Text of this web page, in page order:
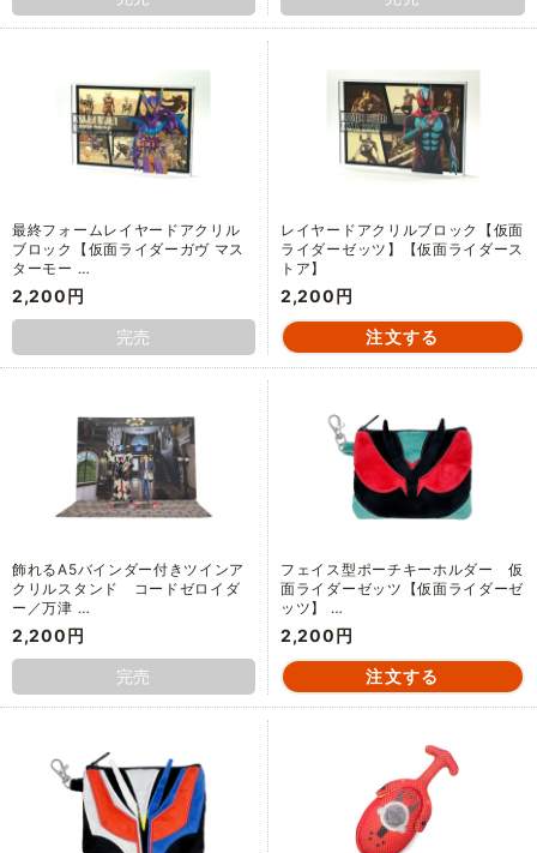
最終フォームレイヤードアクリル
ブロック【仮面ライダーガヴ マス
ターモー …
2,200円
完売
レイヤードアクリルブロック【仮面
ライダーゼッツ】【仮面ライダース
トア】
2,200円
飾れるA5バインダー付きツインア
クリルスタンド コードゼロイダ
ー／万津 …
2,200円
完売
フェイス型ポーチキーホルダー 仮
面ライダーゼッツ【仮面ライダーゼ
ッツ】 …
2,200円